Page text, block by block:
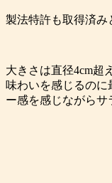
製法特許も取得済み
大きさは直径4cm超
味わいを感じるのに
ー感を感じながらサ